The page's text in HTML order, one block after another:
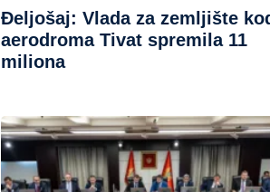
Đeljošaj: Vlada za zemljište
aerodroma Tivat spremila 11
miliona